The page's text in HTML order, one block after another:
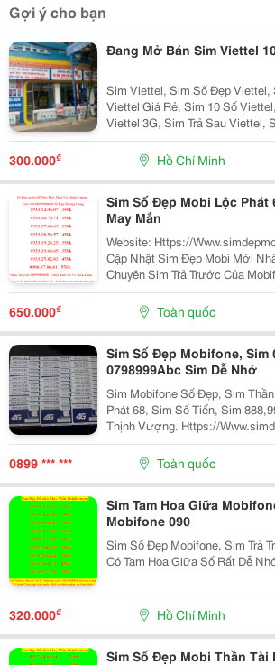
Gợi ý cho bạn
Đang Mở Bán Sim
Sim Viettel, Sim Số Đẹp Viettel,
Viettel Giá Rẻ, Sim 10 Số Viettel, Sim
Viettel 3G, Sim Trả Sau Viettel,
Số Viettel, Số Đẹp Viettel Trung Tâm Dịch Vụ Viettel Địa
Chỉ: 636 Cộng H
300.000₫ Hồ Chí Minh
Sim Số Đẹp Mobi Lộc Phát
May Mắn
Website: Https://
Cập Nhật Sim Đẹp Mobi Mới
Chuyên Sim Trả Trước Của
Rẻ, Sim Gia Rẻ, Sim Dễ Nhớ,
Mobifone Dễ Nhớ, Sim
650.000₫ Toàn quốc
Sim Số Đẹp Mobifone, Sim
0798999Abc Sim Dễ Nhớ
Sim Mobifone Số Đẹp, Sim
Phát 68, Sim Số Tiến, Sim
Thịnh Vượng. Https://
Tâm Sim Số Đẹp Mobifone Hoàng Long
Quý Khách Ghé Thăm Website:
0899 *** *** Toàn quốc
Sim Tam Hoa Giữa
Mobifone 090
Sim Số Đẹp Mobifone, Sim Trả
Có Tam Hoa Giữa Số Rất Dễ
320.000₫ Hồ Chí Minh
Sim Số Đẹp Mobi Thần Tài